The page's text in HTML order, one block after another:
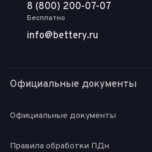
8 (800) 200-07-07
Бесплатно
info@bettery.ru
Официальные документы
Официальные документы
Правила обработки ПДн